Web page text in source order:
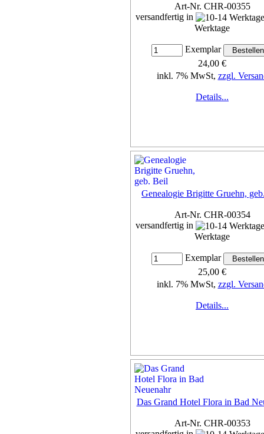
Art-Nr. CHR-00355
versandfertig in
Werktage
Exemplar
24,00 €
inkl. 7% MwSt, zzgl.
Details...
Genealogie Brigitte Gruehn,
Art-Nr. CHR-00354
versandfertig in
Werktage
Exemplar
25,00 €
inkl. 7% MwSt, zzgl.
Details...
Das Grand Hotel Flora in Bad
Art-Nr. CHR-00353